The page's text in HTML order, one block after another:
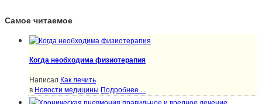
Самое читаемое
Когда необходима физиотерапия
Написал Как лечить
в Новости медицины Подробнее ...